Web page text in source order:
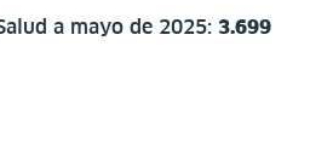
a mayo de 2025: 3.699